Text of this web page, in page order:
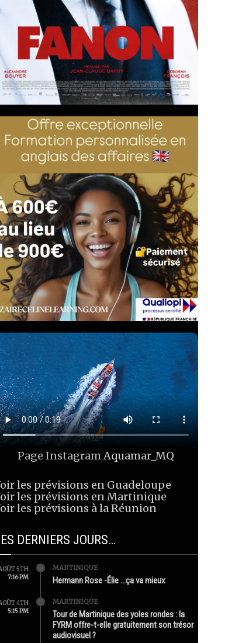
Page InstagramAquamar_MQ
les prévisions en Guadeloupe
les prévisions en Martinique
les prévisions à la Réunion
DERNIERS JOURS…
5TH
7:16 PM
MARTINIQUE
Hermann Rose -Élie …ça va mieux
4TH
5:15 PM
MARTINIQUE
Tour de Martinique des yoles rondes : la
FYRM offre-t-elle gratuitement son trésor
audiovisuel ?